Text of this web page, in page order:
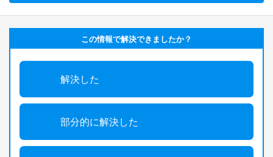
この情報で解決できましたか？
解決した
部分的に解決した